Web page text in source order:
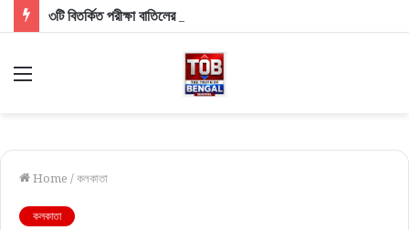
Menu
Home /কলকাতা
কলকাতা